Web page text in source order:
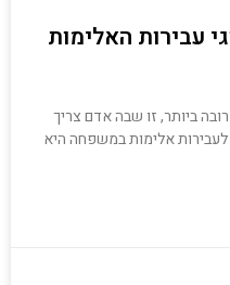
עבירות האלימות
ביותר, זו שבה אדם צריך
לעבירות אלימות במשפחה היא